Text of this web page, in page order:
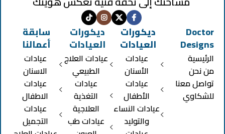
Doctor
Designs
الرئيسية
من نحن
تواصل معنا
للشكاوي
ديكورات
العيادات
عيادات
الأسنان
عيادات
الأطفال
عيادات النساء
والتوليد
ديكورات
العيادات
عيادات العلاج
الطبيعي
عيادات
التغذية
العلاجية
عيادات طب
سابقة
أعمالنا
عيادات
الاسنان
عيادات
الاطفال
عيادات
التجميل